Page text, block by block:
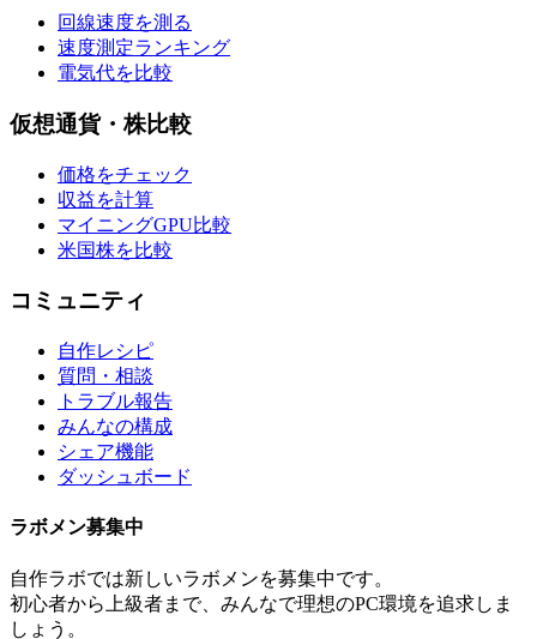
回線速度を測る
速度測定ランキング
電気代を比較
仮想通貨・株比較
価格をチェック
収益を計算
マイニングGPU比較
米国株を比較
コミュニティ
自作レシピ
質問・相談
トラブル報告
みんなの構成
シェア機能
ダッシュボード
ラボメン募集中
自作ラボでは新しいラボメンを募集中です。
初心者から上級者まで、みんなで理想のPC環境を追求しま
しょう。